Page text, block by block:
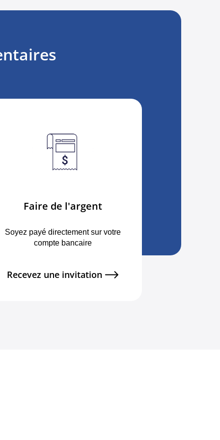
Faire de l'argent
Soyez payé directement sur votre
compte bancaire
Recevez une invitation